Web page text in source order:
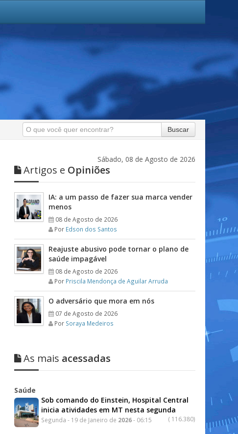
Buscar
Sábado, 08 de Agosto de 2026
Artigos e Opiniões
IA: a um passo de fazer sua marca vender
menos
08 de Agosto de 2026
Por Edson dos Santos
Reajuste abusivo pode tornar o plano de
saúde impagável
08 de Agosto de 2026
Por Priscila Mendonça de Aguilar Arruda
O adversário que mora em nós
07 de Agosto de 2026
Por Soraya Medeiros
As mais acessadas
Saúde
Sob comando do Einstein, Hospital Central
inicia atividades em MT nesta segunda
( 116.380)
Segunda - 19 de Janeiro de 2026- 06:15